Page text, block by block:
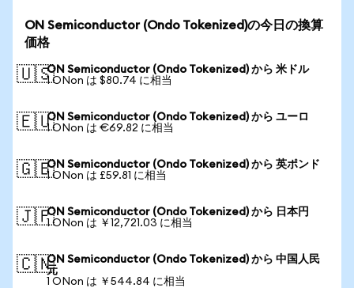
ON Semiconductor (Ondo Tokenized)の今日の換算
価格
🇺🇸ON Semiconductor (Ondo Tokenized) から 米ドル
1 ONon は $80.74 に相当
🇪🇺ON Semiconductor (Ondo Tokenized) から ユーロ
1 ONon は €69.82 に相当
🇬🇧ON Semiconductor (Ondo Tokenized) から 英ポンド
1 ONon は £59.81 に相当
🇯🇵ON Semiconductor (Ondo Tokenized) から 日本円
1 ONon は ￥12,721.03 に相当
🇨🇳ON Semiconductor (Ondo Tokenized) から 中国人民
元
1 ONon は ￥544.84 に相当